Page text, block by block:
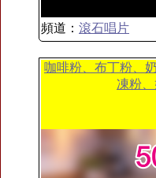
頻道： 滾石唱片
咖啡粉、布丁粉、
凍粉